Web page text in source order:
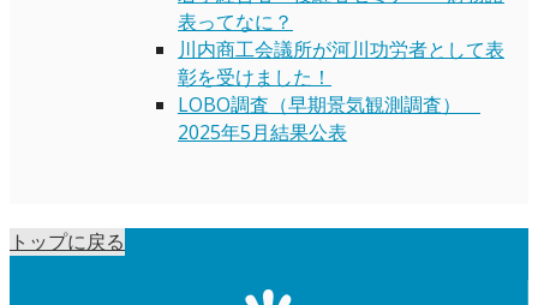
表ってなに？
川内商工会議所が河川功労者として表
彰を受けました！
LOBO調査（早期景気観測調査）
2025年5月結果公表
トップに戻る